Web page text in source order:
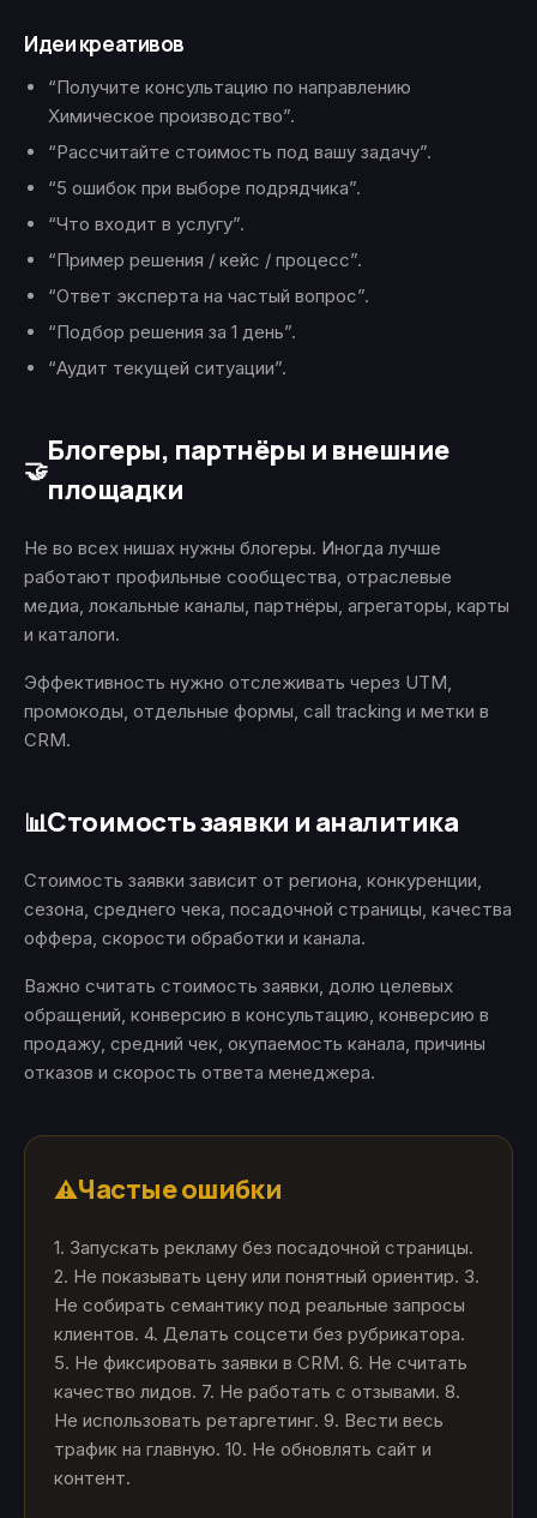
Идеи креативов
“Получите консультацию по направлению
Химическое производство”.
“Рассчитайте стоимость под вашу задачу”.
“5 ошибок при выборе подрядчика”.
“Что входит в услугу”.
“Пример решения / кейс / процесс”.
“Ответ эксперта на частый вопрос”.
“Подбор решения за 1 день”.
“Аудит текущей ситуации”.
🤝
Блогеры, партнёры и внешние
площадки
Не во всех нишах нужны блогеры. Иногда лучше
работают профильные сообщества, отраслевые
медиа, локальные каналы, партнёры, агрегаторы, карты
и каталоги.
Эффективность нужно отслеживать через UTM,
промокоды, отдельные формы, call tracking и метки в
CRM.
📊Стоимость заявки и аналитика
Стоимость заявки зависит от региона, конкуренции,
сезона, среднего чека, посадочной страницы, качества
оффера, скорости обработки и канала.
Важно считать стоимость заявки, долю целевых
обращений, конверсию в консультацию, конверсию в
продажу, средний чек, окупаемость канала, причины
отказов и скорость ответа менеджера.
⚠️Частые ошибки
1. Запускать рекламу без посадочной страницы.
2. Не показывать цену или понятный ориентир. 3.
Не собирать семантику под реальные запросы
клиентов. 4. Делать соцсети без рубрикатора.
5. Не фиксировать заявки в CRM. 6. Не считать
качество лидов. 7. Не работать с отзывами. 8.
Не использовать ретаргетинг. 9. Вести весь
трафик на главную. 10. Не обновлять сайт и
контент.